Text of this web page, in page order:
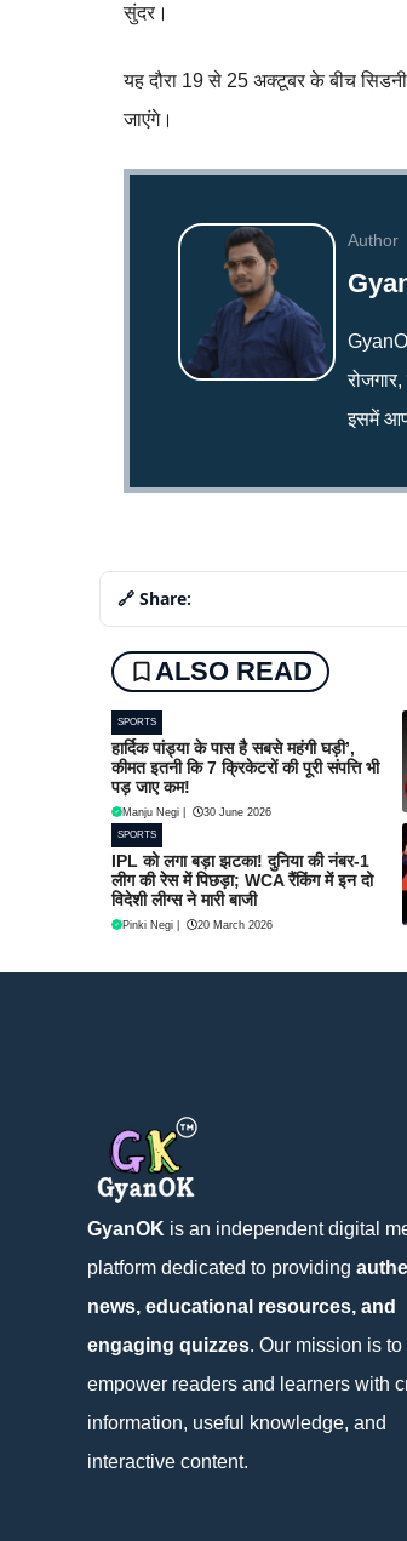
सुंदर।
यह दौरा 19 से 25 अक्टूबर के बीच
जाएंगे।
Author
इसमें आप
🔗 Share:
ALSO READ
SPORTS
हार्दिक पांड्या के पास है सबसे महंगी घड़ी’,
कीमत इतनी कि 7 क्रिकेटरों की पूरी संपत्ति भी
पड़ जाए कम!
Manju Negi 30 June 2026
SPORTS
IPL को लगा बड़ा झटका! दुनिया की नंबर-1
लीग की रेस में पिछड़ा; WCA रैंकिंग में इन दो
विदेशी लीग्स ने मारी बाजी
Pinki Negi 20 March 2026
GyanOK is an independent digital
platform dedicated to providing
news, educational resources, and
engaging quizzes. Our mission is to
empower readers and learners with
information, useful knowledge, and
interactive content.